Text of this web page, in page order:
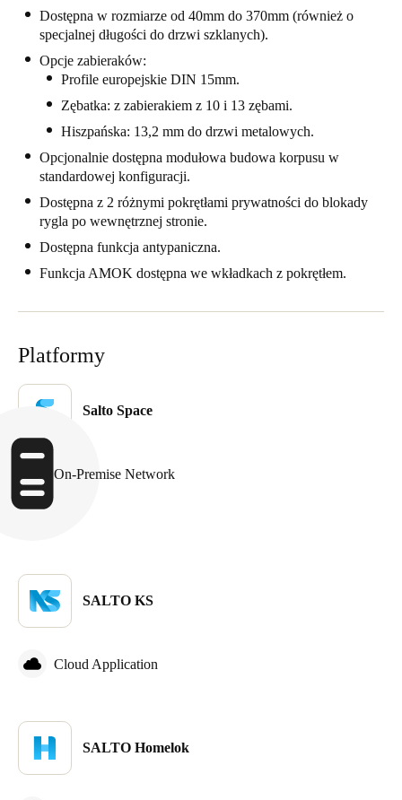
Portugal
Português
Italiano
Russian
Poland
Czech Republic
Denmark
English
Sweden
Svenska
Norway
English
Dostępna w rozmiarze od 40mm do 370mm (również o
specjalnej długości do drzwi szklanych).
Opcje zabieraków:
Profile europejskie DIN 15mm.
Zębatka: z zabierakiem z 10 i 13 zębami.
Hiszpańska: 13,2 mm do drzwi metalowych.
Opcjonalnie dostępna modułowa budowa korpusu w
standardowej konfiguracji.
Dostępna z 2 różnymi pokrętłami prywatności do blokady
rygla po wewnętrznej stronie.
Dostępna funkcja antypaniczna.
Funkcja AMOK dostępna we wkładkach z pokrętłem.
Platformy
Salto Space
On-Premise Network
SALTO KS
Cloud Application
SALTO Homelok